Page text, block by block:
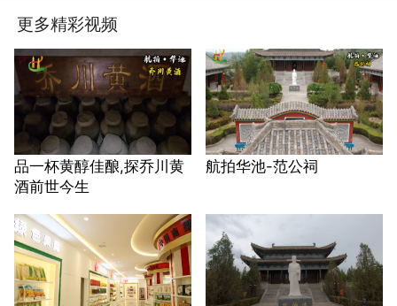
更多精彩视频
品一杯黄醇佳酿,探乔川黄
酒前世今生
航拍华池-范公祠